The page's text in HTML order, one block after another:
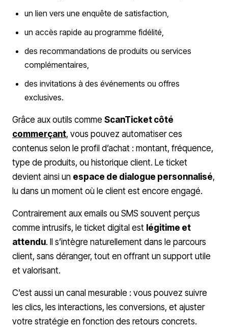
un lien vers une enquête de satisfaction,
un accès rapide au programme fidélité,
des recommandations de produits ou services
complémentaires,
des invitations à des événements ou offres
exclusives.
Grâce aux outils comme ScanTicket côté
commerçant, vous pouvez automatiser ces
contenus selon le profil d’achat : montant, fréquence,
type de produits, ou historique client. Le ticket
devient ainsi un espace de dialogue personnalisé,
lu dans un moment où le client est encore engagé.
Contrairement aux emails ou SMS souvent perçus
comme intrusifs, le ticket digital est légitime et
attendu. Il s’intègre naturellement dans le parcours
client, sans déranger, tout en offrant un support utile
et valorisant.
C’est aussi un canal mesurable : vous pouvez suivre
les clics, les interactions, les conversions, et ajuster
votre stratégie en fonction des retours concrets.